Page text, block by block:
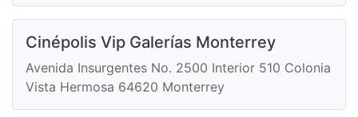
Cinépolis Vip Galerías Monterrey
Avenida Insurgentes No. 2500 Interior 510 Colonia
Vista Hermosa 64620 Monterrey